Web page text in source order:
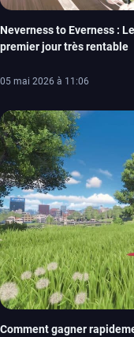
Neverness to Everness :
premier jour très rentable
05 mai 2026 à 11:06
Comment gagner